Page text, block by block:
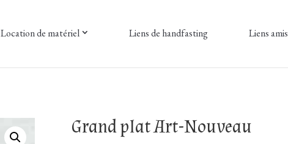
Location de matériel Liens de handfasting Liens amis
Grand plat Art-Nouveau